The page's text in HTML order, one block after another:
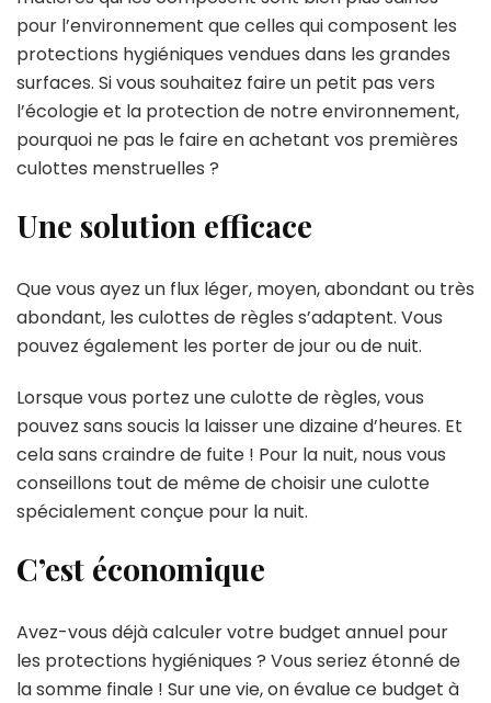
pour l’environnement que celles qui composent les
protections hygiéniques vendues dans les grandes
surfaces. Si vous souhaitez faire un petit pas vers
l’écologie et la protection de notre environnement,
pourquoi ne pas le faire en achetant vos premières
culottes menstruelles ?
Une solution efficace
Que vous ayez un flux léger, moyen, abondant ou très
abondant, les culottes de règles s’adaptent. Vous
pouvez également les porter de jour ou de nuit.
Lorsque vous portez une culotte de règles, vous
pouvez sans soucis la laisser une dizaine d’heures. Et
cela sans craindre de fuite ! Pour la nuit, nous vous
conseillons tout de même de choisir une culotte
spécialement conçue pour la nuit.
C’est économique
Avez-vous déjà calculer votre budget annuel pour
les protections hygiéniques ? Vous seriez étonné de
la somme finale ! Sur une vie, on évalue ce budget à